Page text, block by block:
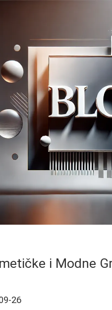
i Modne
26